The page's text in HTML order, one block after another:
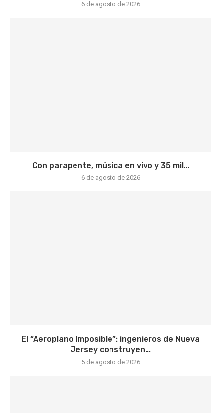
6 de agosto de 2026
Con parapente, música en vivo y 35 mil...
6 de agosto de 2026
El “Aeroplano Imposible”: ingenieros de Nueva
Jersey construyen...
5 de agosto de 2026